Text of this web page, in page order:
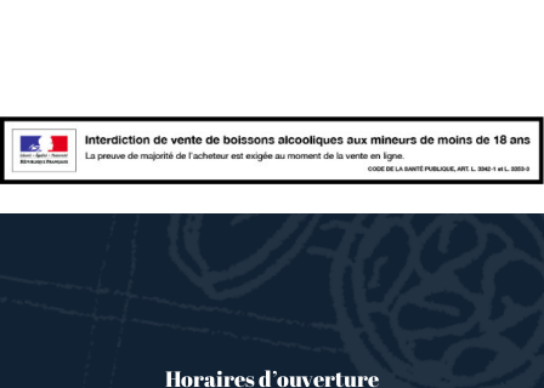
Horaires d’ouverture